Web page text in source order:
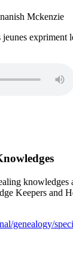
Mckenzie
expriment
knowledges
Keepers and
genealogy/